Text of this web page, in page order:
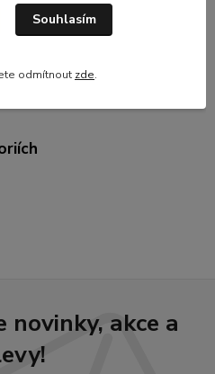
100% bavlna
novinky, akce a
Souhlasím
odmítnout zde.